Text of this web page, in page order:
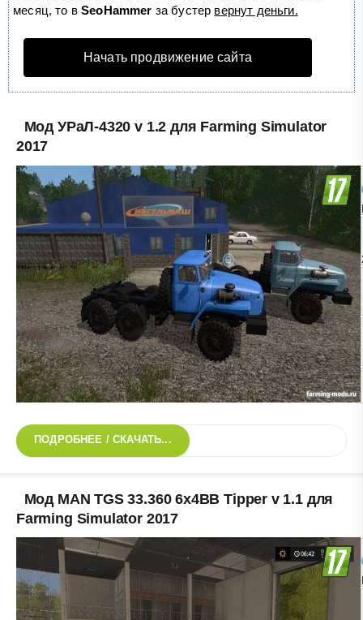
месяц, то вSeoHammer за бустер вернут деньги.
Начать продвижение сайта
Мод УРаЛ-4320 v 1.2 для Farming Simulator
2017
ПОДРОБНЕЕ / СКАЧАТЬ...
Мод MAN TGS 33.360 6x4BB Tipper v 1.1 для
Farming Simulator 2017